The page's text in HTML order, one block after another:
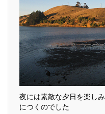
夜には素敵な夕日を楽し
につくのでした